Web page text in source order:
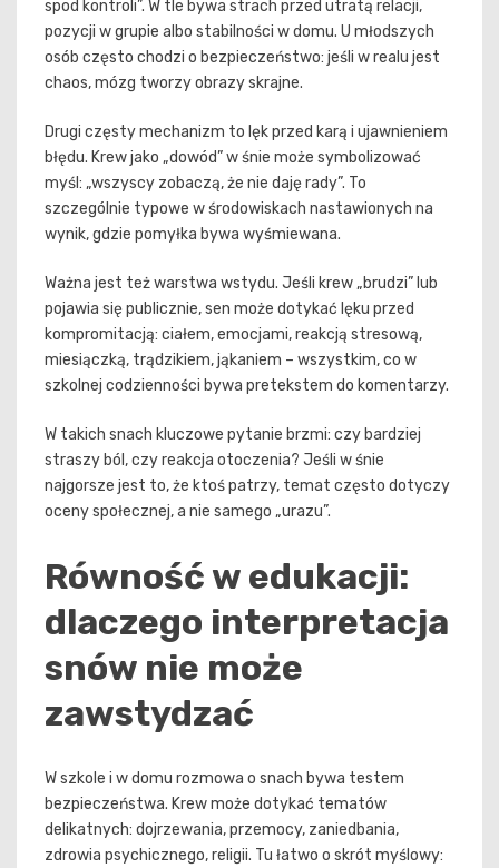
spod kontroli”. W tle bywa strach przed utratą relacji,
pozycji w grupie albo stabilności w domu. U młodszych
osób często chodzi o bezpieczeństwo: jeśli w realu jest
chaos, mózg tworzy obrazy skrajne.
Drugi częsty mechanizm to lęk przed karą i ujawnieniem
błędu. Krew jako „dowód” w śnie może symbolizować
myśl: „wszyscy zobaczą, że nie daję rady”. To
szczególnie typowe w środowiskach nastawionych na
wynik, gdzie pomyłka bywa wyśmiewana.
Ważna jest też warstwa wstydu. Jeśli krew „brudzi” lub
pojawia się publicznie, sen może dotykać lęku przed
kompromitacją: ciałem, emocjami, reakcją stresową,
miesiączką, trądzikiem, jąkaniem – wszystkim, co w
szkolnej codzienności bywa pretekstem do komentarzy.
W takich snach kluczowe pytanie brzmi: czy bardziej
straszy ból, czy reakcja otoczenia? Jeśli w śnie
najgorsze jest to, że ktoś patrzy, temat często dotyczy
oceny społecznej, a nie samego „urazu”.
Równość w edukacji:
dlaczego interpretacja
snów nie może
zawstydzać
W szkole i w domu rozmowa o snach bywa testem
bezpieczeństwa. Krew może dotykać tematów
delikatnych: dojrzewania, przemocy, zaniedbania,
zdrowia psychicznego, religii. Tu łatwo o skrót myślowy: